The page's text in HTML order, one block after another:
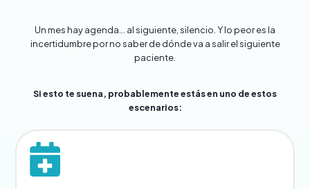
Un mes hay agenda… al siguiente, silencio. Y lo peor es la
incertidumbre por no saber de dónde va a salir el siguiente
paciente.
Si esto te suena, probablemente estás en uno de estos
escenarios: